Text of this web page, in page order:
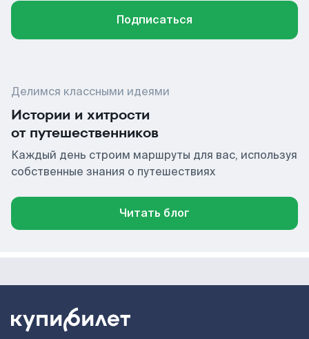
Подписаться
Делимся классными идеями
Истории и хитрости
от путешественников
Каждый день строим маршруты для вас, используя
собственные знания о путешествиях
Читать блог